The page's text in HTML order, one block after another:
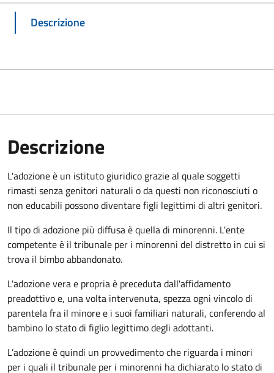
Descrizione
Descrizione
L'adozione è un istituto giuridico grazie al quale soggetti
rimasti senza genitori naturali o da questi non riconosciuti o
non educabili possono diventare figli legittimi di altri genitori.
Il tipo di adozione più diffusa è quella di minorenni. L'ente
competente è il tribunale per i minorenni del distretto in cui si
trova il bimbo abbandonato.
L'adozione vera e propria è preceduta dall'affidamento
preadottivo e, una volta intervenuta, spezza ogni vincolo di
parentela fra il minore e i suoi familiari naturali, conferendo al
bambino lo stato di figlio legittimo degli adottanti.
L’adozione è quindi un provvedimento che riguarda i minori
per i quali il tribunale per i minorenni ha dichiarato lo stato di